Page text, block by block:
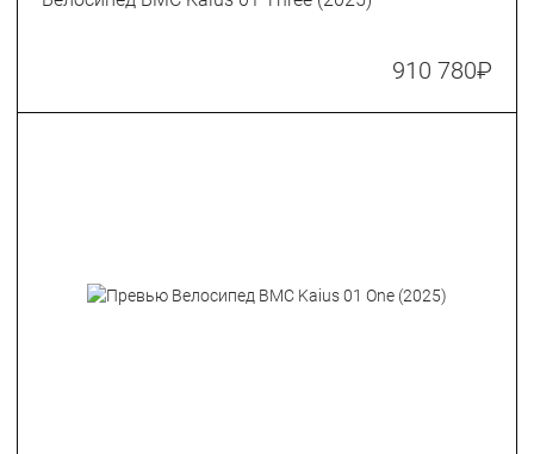
910 780₽